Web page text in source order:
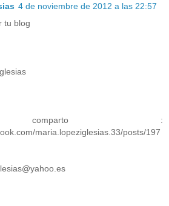
4 de noviembre de 2012 a las 22:57
tu blog
:
maria.lopeziglesias.33/posts/197